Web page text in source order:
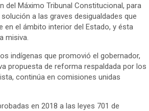
del Máximo Tribunal Constitucional, para
a las graves desigualdades que
en el ámbito interior del Estado, y ésta
misiva.
indígenas que promovió el gobernador,
propuesta de reforma respaldada por los
continúa en comisiones unidas
en 2018 a las leyes 701 de